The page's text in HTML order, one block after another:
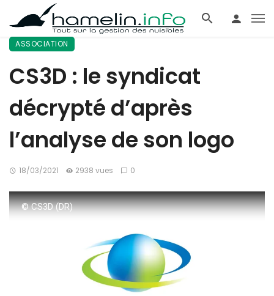
ASSOCIATION
CS3D : le syndicat
décrypté d’après
l’analyse de son logo
18/03/2021 2938 vues 0
© CS3D (DR)